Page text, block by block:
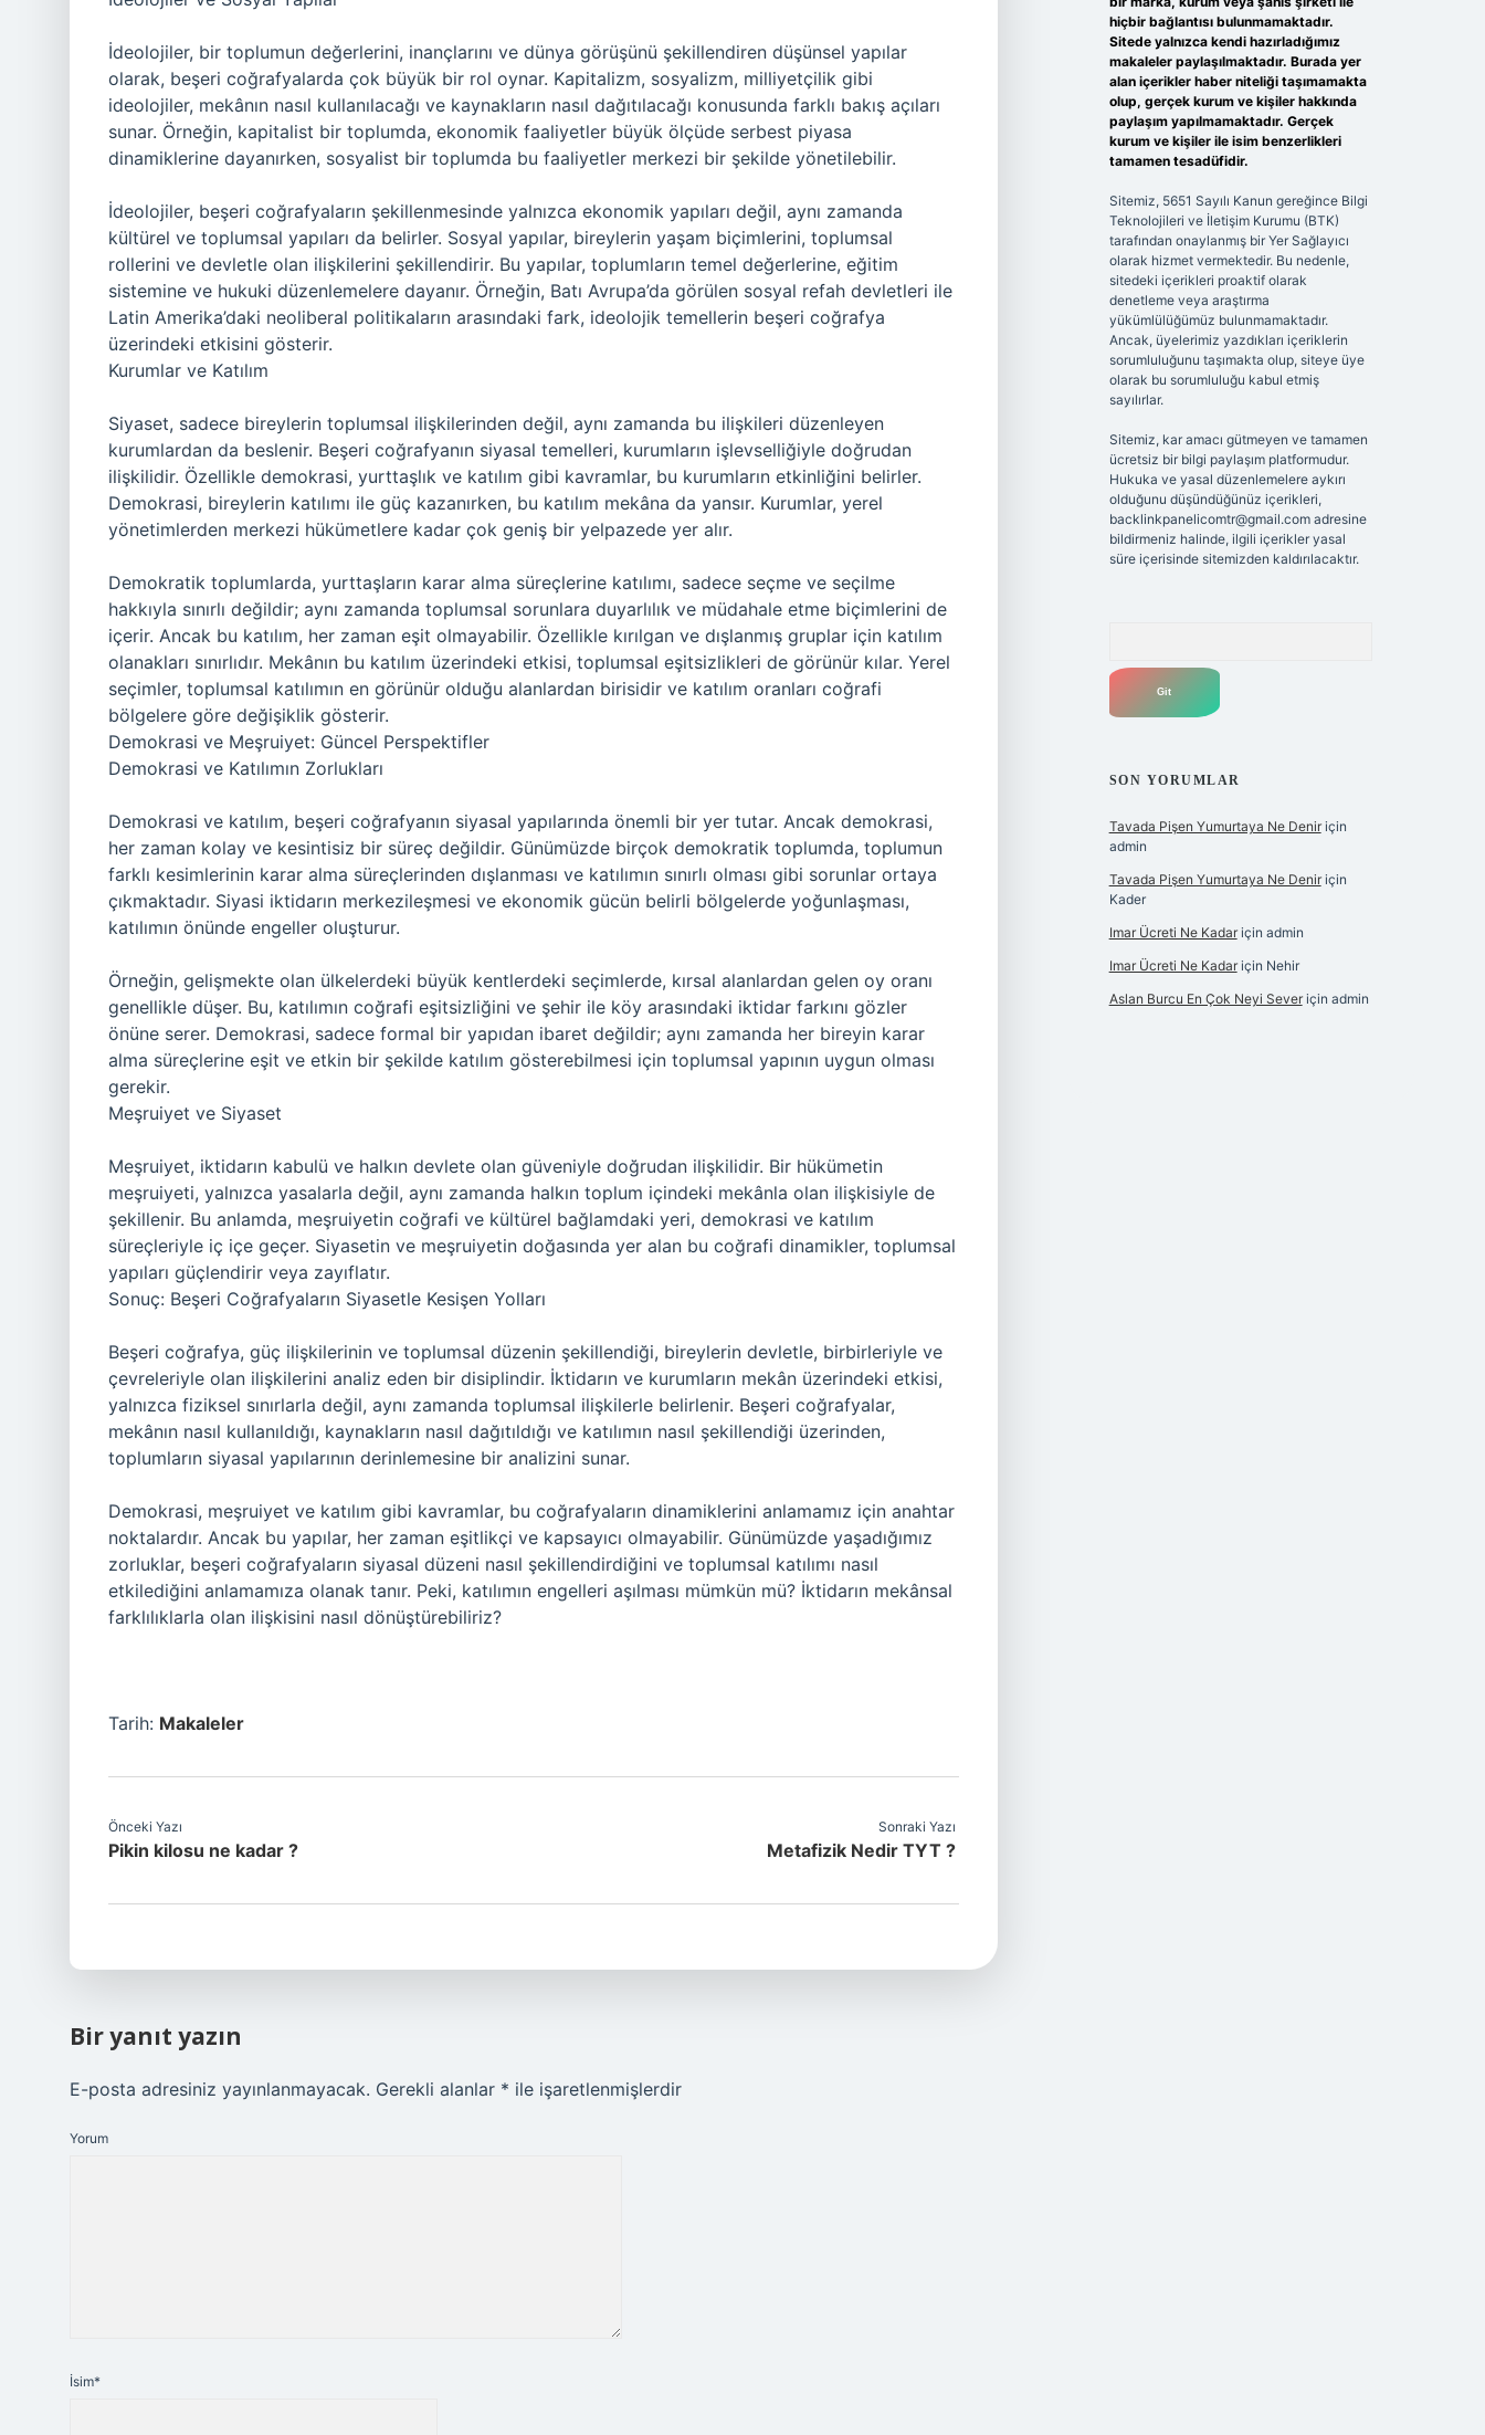
İdeolojiler, bir toplumun değerlerini, inançlarını ve dünya görüşünü şekillendiren düşünsel yapılar
olarak, beşeri coğrafyalarda çok büyük bir rol oynar. Kapitalizm, sosyalizm, milliyetçilik gibi
ideolojiler, mekânın nasıl kullanılacağı ve kaynakların nasıl dağıtılacağı konusunda farklı bakış açıları
sunar. Örneğin, kapitalist bir toplumda, ekonomik faaliyetler büyük ölçüde serbest piyasa
dinamiklerine dayanırken, sosyalist bir toplumda bu faaliyetler merkezi bir şekilde yönetilebilir.
İdeolojiler, beşeri coğrafyaların şekillenmesinde yalnızca ekonomik yapıları değil, aynı zamanda
kültürel ve toplumsal yapıları da belirler. Sosyal yapılar, bireylerin yaşam biçimlerini, toplumsal
rollerini ve devletle olan ilişkilerini şekillendirir. Bu yapılar, toplumların temel değerlerine, eğitim
sistemine ve hukuki düzenlemelere dayanır. Örneğin, Batı Avrupa’da görülen sosyal refah devletleri ile
Latin Amerika’daki neoliberal politikaların arasındaki fark, ideolojik temellerin beşeri coğrafya
üzerindeki etkisini gösterir.
Kurumlar ve Katılım
Siyaset, sadece bireylerin toplumsal ilişkilerinden değil, aynı zamanda bu ilişkileri düzenleyen
kurumlardan da beslenir. Beşeri coğrafyanın siyasal temelleri, kurumların işlevselliğiyle doğrudan
ilişkilidir. Özellikle demokrasi, yurttaşlık ve katılım gibi kavramlar, bu kurumların etkinliğini belirler.
Demokrasi, bireylerin katılımı ile güç kazanırken, bu katılım mekâna da yansır. Kurumlar, yerel
yönetimlerden merkezi hükümetlere kadar çok geniş bir yelpazede yer alır.
Demokratik toplumlarda, yurttaşların karar alma süreçlerine katılımı, sadece seçme ve seçilme
hakkıyla sınırlı değildir; aynı zamanda toplumsal sorunlara duyarlılık ve müdahale etme biçimlerini de
içerir. Ancak bu katılım, her zaman eşit olmayabilir. Özellikle kırılgan ve dışlanmış gruplar için katılım
olanakları sınırlıdır. Mekânın bu katılım üzerindeki etkisi, toplumsal eşitsizlikleri de görünür kılar. Yerel
seçimler, toplumsal katılımın en görünür olduğu alanlardan birisidir ve katılım oranları coğrafi
bölgelere göre değişiklik gösterir.
Demokrasi ve Meşruiyet: Güncel Perspektifler
Demokrasi ve Katılımın Zorlukları
Demokrasi ve katılım, beşeri coğrafyanın siyasal yapılarında önemli bir yer tutar. Ancak demokrasi,
her zaman kolay ve kesintisiz bir süreç değildir. Günümüzde birçok demokratik toplumda, toplumun
farklı kesimlerinin karar alma süreçlerinden dışlanması ve katılımın sınırlı olması gibi sorunlar ortaya
çıkmaktadır. Siyasi iktidarın merkezileşmesi ve ekonomik gücün belirli bölgelerde yoğunlaşması,
katılımın önünde engeller oluşturur.
Örneğin, gelişmekte olan ülkelerdeki büyük kentlerdeki seçimlerde, kırsal alanlardan gelen oy oranı
genellikle düşer. Bu, katılımın coğrafi eşitsizliğini ve şehir ile köy arasındaki iktidar farkını gözler
önüne serer. Demokrasi, sadece formal bir yapıdan ibaret değildir; aynı zamanda her bireyin karar
alma süreçlerine eşit ve etkin bir şekilde katılım gösterebilmesi için toplumsal yapının uygun olması
gerekir.
Meşruiyet ve Siyaset
Meşruiyet, iktidarın kabulü ve halkın devlete olan güveniyle doğrudan ilişkilidir. Bir hükümetin
meşruiyeti, yalnızca yasalarla değil, aynı zamanda halkın toplum içindeki mekânla olan ilişkisiyle de
şekillenir. Bu anlamda, meşruiyetin coğrafi ve kültürel bağlamdaki yeri, demokrasi ve katılım
süreçleriyle iç içe geçer. Siyasetin ve meşruiyetin doğasında yer alan bu coğrafi dinamikler, toplumsal
yapıları güçlendirir veya zayıflatır.
Sonuç: Beşeri Coğrafyaların Siyasetle Kesişen Yolları
Beşeri coğrafya, güç ilişkilerinin ve toplumsal düzenin şekillendiği, bireylerin devletle, birbirleriyle ve
çevreleriyle olan ilişkilerini analiz eden bir disiplindir. İktidarın ve kurumların mekân üzerindeki etkisi,
yalnızca fiziksel sınırlarla değil, aynı zamanda toplumsal ilişkilerle belirlenir. Beşeri coğrafyalar,
mekânın nasıl kullanıldığı, kaynakların nasıl dağıtıldığı ve katılımın nasıl şekillendiği üzerinden,
toplumların siyasal yapılarının derinlemesine bir analizini sunar.
Demokrasi, meşruiyet ve katılım gibi kavramlar, bu coğrafyaların dinamiklerini anlamamız için anahtar
noktalardır. Ancak bu yapılar, her zaman eşitlikçi ve kapsayıcı olmayabilir. Günümüzde yaşadığımız
zorluklar, beşeri coğrafyaların siyasal düzeni nasıl şekillendirdiğini ve toplumsal katılımı nasıl
etkilediğini anlamamıza olanak tanır. Peki, katılımın engelleri aşılması mümkün mü? İktidarın mekânsal
farklılıklarla olan ilişkisini nasıl dönüştürebiliriz?
Tarih: Makaleler
Önceki Yazı
Pikin kilosu ne kadar ?
Sonraki Yazı
Metafizik Nedir TYT ?
Bir yanıt yazın
E-posta adresiniz yayınlanmayacak. Gerekli alanlar * ile işaretlenmişlerdir
Yorum
İsim*
hiçbir bağlantısı bulunmamaktadır.
Sitede yalnızca kendi hazırladığımız
makaleler paylaşılmaktadır. Burada yer
alan içerikler haber niteliği taşımamakta
olup, gerçek kurum ve kişiler hakkında
paylaşım yapılmamaktadır. Gerçek
kurum ve kişiler ile isim benzerlikleri
tamamen tesadüfidir.
Sitemiz, 5651 Sayılı Kanun gereğince Bilgi
Teknolojileri ve İletişim Kurumu (BTK)
tarafından onaylanmış bir Yer Sağlayıcı
olarak hizmet vermektedir. Bu nedenle,
sitedeki içerikleri proaktif olarak
denetleme veya araştırma
yükümlülüğümüz bulunmamaktadır.
Ancak, üyelerimiz yazdıkları içeriklerin
sorumluluğunu taşımakta olup, siteye üye
olarak bu sorumluluğu kabul etmiş
sayılırlar.
Sitemiz, kar amacı gütmeyen ve tamamen
ücretsiz bir bilgi paylaşım platformudur.
Hukuka ve yasal düzenlemelere aykırı
olduğunu düşündüğünüz içerikleri,
backlinkpanelicomtr@gmail.comadresine
bildirmeniz halinde, ilgili içerikler yasal
süre içerisinde sitemizden kaldırılacaktır.
SON YORUMLAR
Tavada Pişen Yumurtaya Ne Deniriçin
admin
Tavada Pişen Yumurtaya Ne Deniriçin
Kader
Imar Ücreti Ne Kadariçin admin
Imar Ücreti Ne Kadariçin Nehir
Aslan Burcu En Çok Neyi Severiçin admin